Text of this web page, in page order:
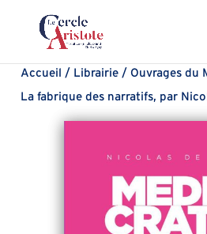
Accueil / Librairie /Ouvrages du
La fabrique des narratifs, par